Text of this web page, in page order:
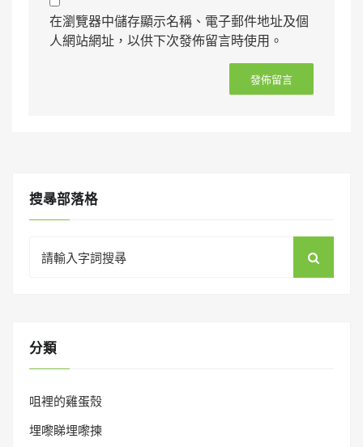
在瀏覽器中儲存顯示名稱、電子郵件地址及個
人網站網址，以供下次發佈留言時使用。
搜㝷部落格
for:
分類
咀裡的雞蛋殼
埋嚟睇埋嚟揀